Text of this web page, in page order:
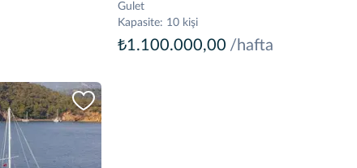
Gulet
Kapasite: 10 kişi
₺1.100.000,00 /hafta